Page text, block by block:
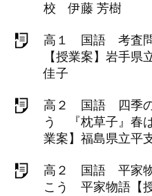
校 伊藤 芳樹
高１ 国語 考査
【授業案】岩手
佳子
高２ 国語 四季の
う 『枕草子』春
業案】福島県立平
高２ 国語 平家物
こう 平家物語【